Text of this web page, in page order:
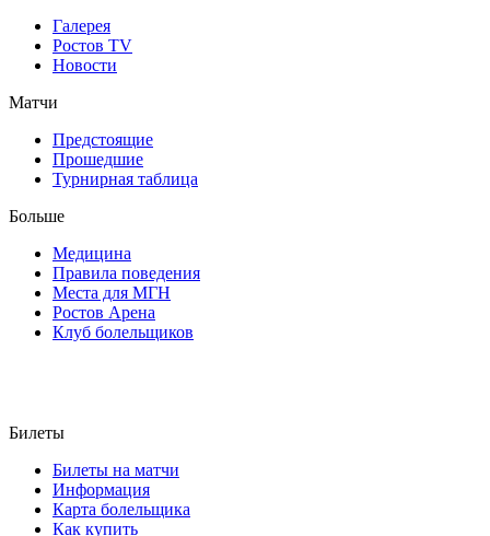
Галерея
Ростов TV
Новости
Матчи
Предстоящие
Прошедшие
Турнирная таблица
Больше
Медицина
Правила поведения
Места для МГН
Ростов Арена
Клуб болельщиков
Билеты
Билеты на матчи
Информация
Карта болельщика
Как купить